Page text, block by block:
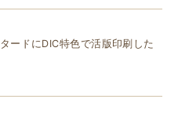
ードにDIC特色で活版印刷した